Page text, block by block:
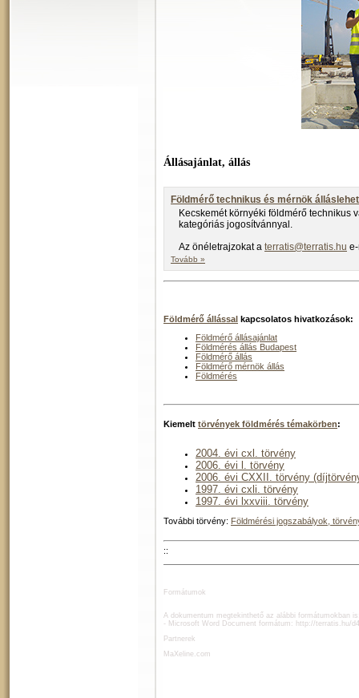
Állásajánlat, állás
Földmérő technikus és mérnök
Kecskemét környéki földmérő technikus
kategóriás jogosítvánnyal.
Az önéletrajzokat a terratis@terratis.hu
Tovább »
Földmérő állással
kapcsolatos hivatkozások:
Földmérő állásajánlat
Földmérés állás Budapest
Földmérő állás
Földmérő mérnök állás
Földmérés
Kiemelt törvények földmérés témakörben:
2004. évi cxl. törvény
2006. évi l. törvény
2006. évi CXXII. törvény
1997. évi cxli. törvény
1997. évi lxxviii. törvény
További törvény: Földmérési jogszabályok,
::
Formátumok
A dokumentum megtekinthető az alábbi formátumokban
- Microsoft Word Document formátum: http://terratis.hu/
Partnerek
MaXeline.com